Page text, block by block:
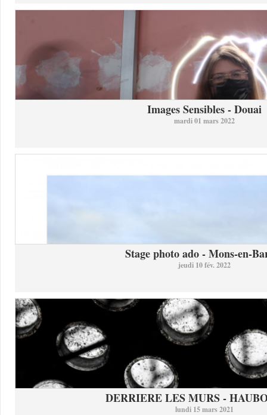
Images Sensibles - Douai
mardi 01 mars 2022
Stage photo ado - Mons-en-
jeudi 10 fév. 2022
DERRIERE LES MURS -
lundi 15 mars 2021